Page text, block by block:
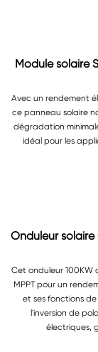
Module solaire
Avec un rendement
ce panneau solaire
dégradation
idéal pour les
Onduleur
Cet onduleur 100KW
MPPT pour un
et ses fonctions
l'inversion de
électriques,